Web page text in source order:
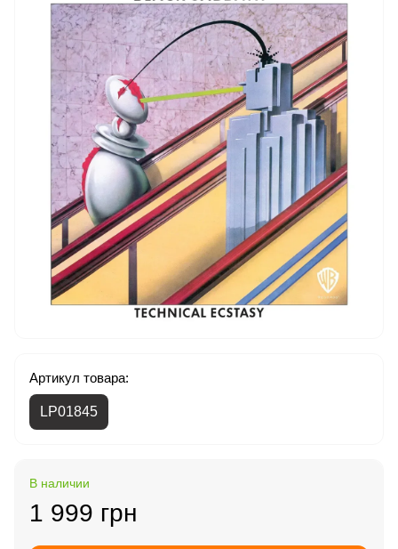
Артикул товара:
LP01845
В наличии
1 999 грн